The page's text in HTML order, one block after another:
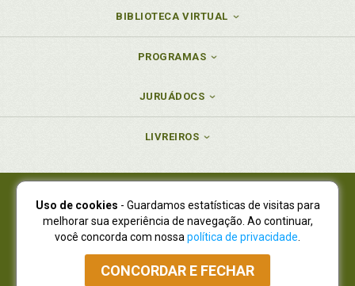
BIBLIOTECA VIRTUAL
PROGRAMAS
JURUÁDOCS
LIVREIROS
Juruá Editora Ltda., CNPJ 77.535.508/0001-19
Juruá Informática Ltda., CNPJ 01.701.561/0001-80
NOVO ENDEREÇO:R. Flávio Dallegrave, 7665, São Lourenço |
Curitiba - Paraná - CEP 82210-310
Atendimento: (41) 4009-3900|Vendas Atacado: (41) 4009-3939
Uso de cookies - Guardamos estatísticas de visitas para
melhorar sua experiência de navegação. Ao continuar,
você concorda com nossa política de privacidade
CONCORDAR E FECHAR